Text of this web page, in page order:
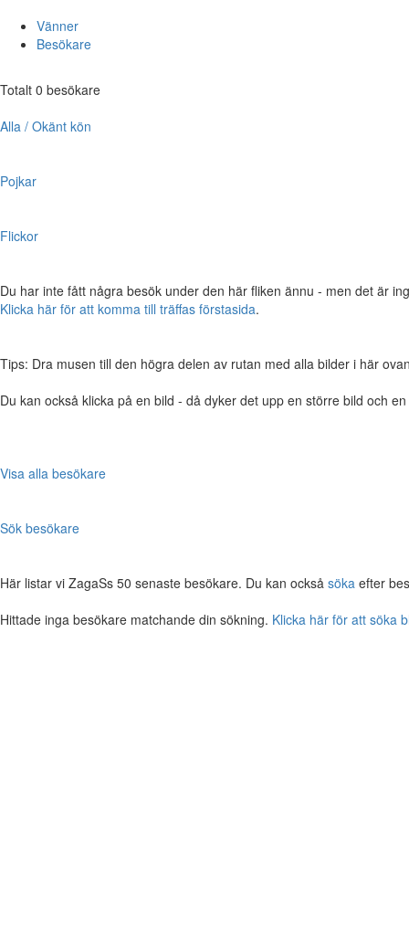
Vänner
Besökare
Totalt 0 besökare
Alla / Okänt kön
Pojkar
Flickor
Du har inte fått några besök under den här fliken ännu - men det är
Klicka här för att komma till träffas förstasida.
Tips: Dra musen till den högra delen av rutan med alla bilder i här
Du kan också klicka på en bild - då dyker det upp en större bild och
Visa alla besökare
Sök besökare
Här listar vi ZagaSs 50 senaste besökare. Du kan också söka efter
Hittade inga besökare matchande din sökning. Klicka här för att söka